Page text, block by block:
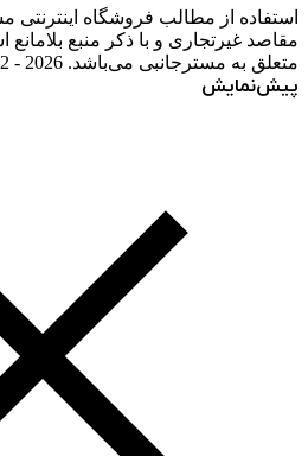
استفاده از مطالب فروشگاه اینترنتی
مقاصد غیرتجاری و با ذکر منبع
متعلق به مسترجانبی می‌باشد. Copyright © 2012 - 2026
پیش‌نمایش